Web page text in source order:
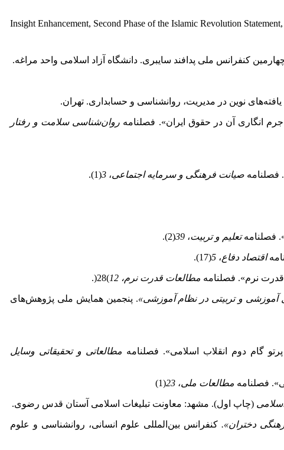
Insight Enhancement, Second Phase of the Islamic Revolution
کنفرانس ملی پدافند سایبری. دانشگاه آزاد اسلامی واحد مراغه.
نوین در مدیریت، روانشناسی و حسابداری. تهران.
روان‌شناسی سلامت و رفتار
صیانت فرهنگی و سرمایه اجتماعی، 3
(1).
تعلیم و تربیت، 39
(2).
اقتصاد دفاع، 5
(17).
مطالعات قدرت نرم، 12
)28(.
آموزشی و تربیتی در نظام آموزشی». پنجمین همایش ملی پژوهش‌های
مطالعاتی و تحقیقاتی وسایل
مطالعات ملی، 23
(1)
(چاپ اول). مشهد: معاونت تبلیغات اسلامی آستان قدس رضوی.
دختران». کنفرانس بین‌المللی علوم انسانی، روانشناسی و علوم